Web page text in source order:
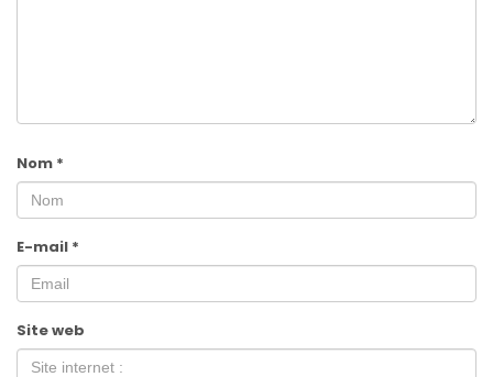
Nom *
E-mail *
Site web